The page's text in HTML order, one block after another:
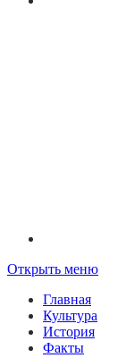
Открыть меню
Главная
Культура
История
Факты